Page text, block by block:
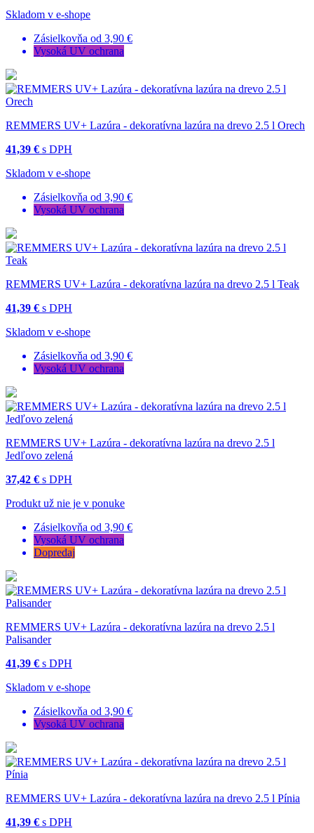
Skladom v e-shope
Zásielkovňa od 3,90 €
Vysoká UV ochrana
REMMERS UV+ Lazúra - dekoratívna lazúra na drevo 2.5 l Orech
41,39 € s DPH
Skladom v e-shope
Zásielkovňa od 3,90 €
Vysoká UV ochrana
REMMERS UV+ Lazúra - dekoratívna lazúra na drevo 2.5 l Teak
41,39 € s DPH
Skladom v e-shope
Zásielkovňa od 3,90 €
Vysoká UV ochrana
REMMERS UV+ Lazúra - dekoratívna lazúra na drevo 2.5 l
Jedľovo zelená
37,42 € s DPH
Produkt už nie je v ponuke
Zásielkovňa od 3,90 €
Vysoká UV ochrana
Dopredaj
REMMERS UV+ Lazúra - dekoratívna lazúra na drevo 2.5 l
Palisander
41,39 € s DPH
Skladom v e-shope
Zásielkovňa od 3,90 €
Vysoká UV ochrana
REMMERS UV+ Lazúra - dekoratívna lazúra na drevo 2.5 l Pínia
41,39 € s DPH